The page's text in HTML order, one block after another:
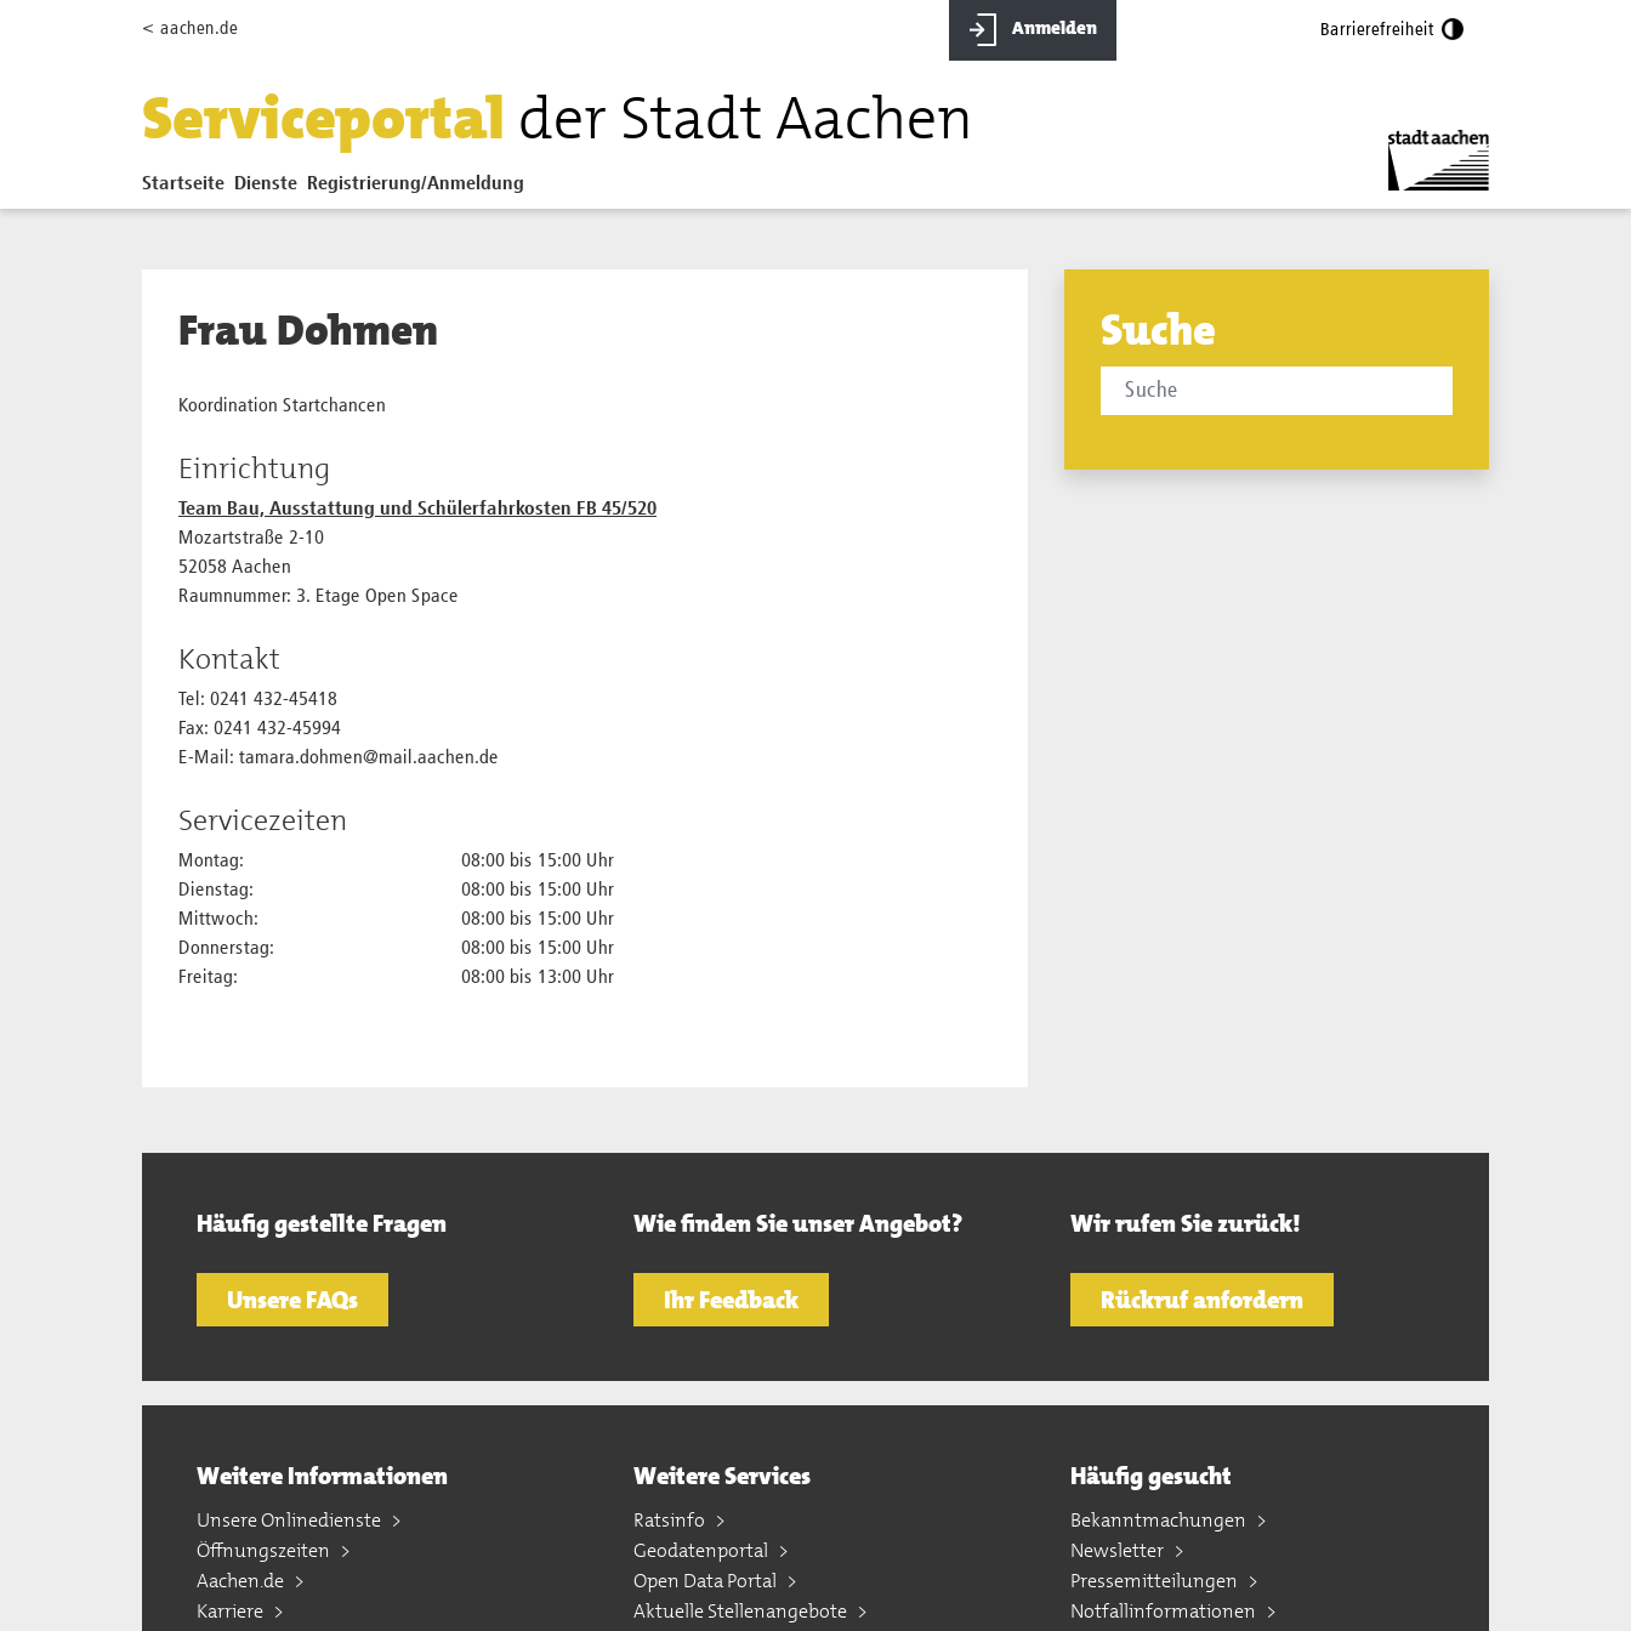
Zum Hauptinhalt springen
< aachen.de Anmelden Barrierefreiheit
Serviceportal der Stadt Aachen
Startseite Dienste Registrierung/Anmeldung
Frau Dohmen
Koordination Startchancen
Einrichtung
Team Bau, Ausstattung und Schülerfahrkosten FB 45/520
Mozartstraße 2-10
52058 Aachen
Raumnummer: 3. Etage Open Space
Kontakt
Tel: 0241 432-45418
Fax: 0241 432-45994
E-Mail: tamara.dohmen@mail.aachen.de
Servicezeiten
Montag:
08:00 bis 15:00 Uhr
Dienstag:
08:00 bis 15:00 Uhr
Mittwoch:
08:00 bis 15:00 Uhr
Donnerstag:
08:00 bis 15:00 Uhr
Freitag:
08:00 bis 13:00 Uhr
Suche
Häufig gestellte Fragen
Unsere FAQs
Wie finden Sie unser Angebot?
Ihr Feedback
Wir rufen Sie zurück!
Rückruf anfordern
Weitere Informationen
Unsere Onlinedienste
Öffnungszeiten
Aachen.de
Karriere
Weitere Services
Ratsinfo
Geodatenportal
Open Data Portal
Aktuelle Stellenangebote
Häufig gesucht
Bekanntmachungen
Newsletter
Pressemitteilungen
Notfallinformationen